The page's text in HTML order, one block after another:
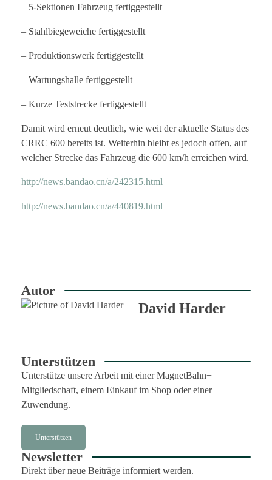
– 5-Sektionen Fahrzeug fertiggestellt
– Stahlbiegeweiche fertiggestellt
– Produktionswerk fertiggestellt
– Wartungshalle fertiggestellt
– Kurze Teststrecke fertiggestellt
Damit wird erneut deutlich, wie weit der aktuelle Status des
CRRC 600 bereits ist. Weiterhin bleibt es jedoch offen, auf
welcher Strecke das Fahrzeug die 600 km/h erreichen wird.
http://news.bandao.cn/a/242315.html
http://news.bandao.cn/a/440819.html
Autor
David Harder
Unterstützen
Unterstütze unsere Arbeit mit einer MagnetBahn+
Mitgliedschaft, einem Einkauf im Shop oder einer
Zuwendung.
Unterstützen
Newsletter
Direkt über neue Beiträge informiert werden.